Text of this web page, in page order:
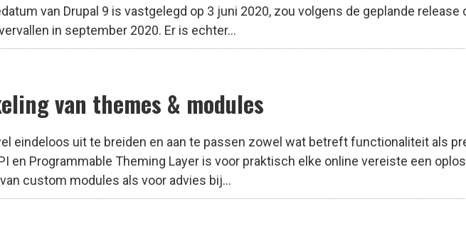
van Drupal 9 is vastgelegd op 3 juni 2020, zou volgens de geplande
in september 2020. Er is echter...
van themes & modules
eindeloos uit te breiden en aan te passen zowel wat betreft functionaliteit als
en Programmable Theming Layer is voor praktisch elke online vereiste een
custom modules als voor advies bij...